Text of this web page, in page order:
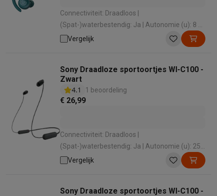
Connectiviteit: Draadloos |
(Spat-)waterbestendig: Ja | Autonomie (u): 8 u |
Draagwijze: In-ear , Oorhaak | Active Noise
Vergelijk
Sony Draadloze sportoortjes WI-C100 -
Zwart
4.1
1 beoordeling
€ 26,99
Connectiviteit: Draadloos |
(Spat-)waterbestendig: Ja | Autonomie (u): 25
u | Draagwijze: Draad in nek | Active Noise
Vergelijk
Sony Draadloze sportoortjes WI-C100 -